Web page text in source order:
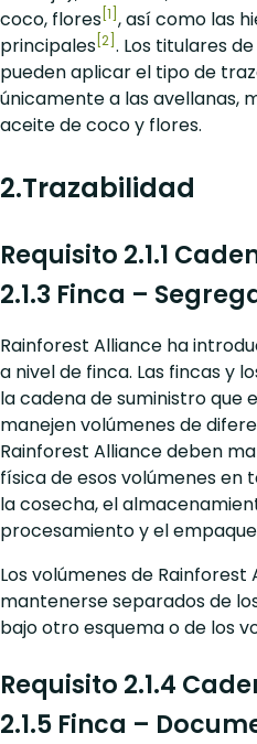
coco, flores [1] , así como las
principales [2] . Los titulares
pueden aplicar el tipo de
únicamente a las avellanas,
aceite de coco y flores.
2.Trazabilidad
Requisito 2.1.1
2.1.3 Finca –
Rainforest Alliance ha
a nivel de finca. Las fincas y
la cadena de suministro que
manejen volúmenes de
Rainforest Alliance deben
física de esos volúmenes en
la cosecha, el
procesamiento y el
Los volúmenes de
mantenerse separados de
bajo otro esquema o de los
Requisito 2.1.4
2.1.5 Finca –